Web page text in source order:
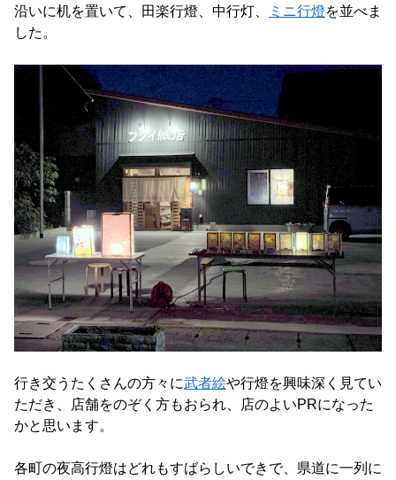
沿いに机を置いて、田楽行燈、中行灯、
ミニ行燈を並べま
した。
行き交うたくさんの方々に武者絵や行燈を興味深く見てい
ただき、店舗をのぞく方もおられ、店のよいPRになった
かと思います。
各町の夜高行燈はどれもすばらしいできで、県道に一列に